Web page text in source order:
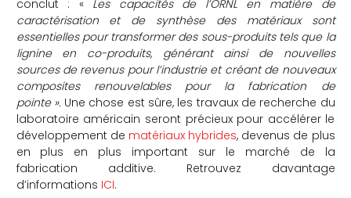
conclut : « Les capacités de l’ORNL en matière de
caractérisation et de synthèse des matériaux sont
essentielles pour transformer des sous-produits tels que la
lignine en co-produits, générant ainsi de nouvelles
sources de revenus pour l’industrie et créant de nouveaux
composites renouvelables pour la fabrication de
pointe ». Une chose est sûre, les travaux de recherche du
laboratoire américain seront précieux pour accélérer le
développement de matériaux hybrides, devenus de plus
en plus en plus important sur le marché de la
fabrication additive. Retrouvez davantage
d’informations ICI.